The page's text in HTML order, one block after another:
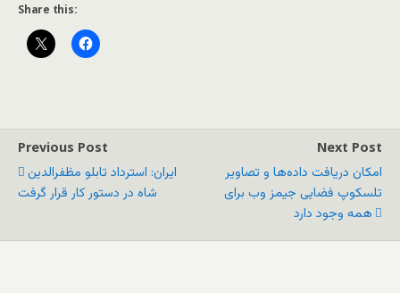
Share this:
Previous Post
ایران: استرداد تابلو مظفرالدین
شاه در دستور کار قرار گرفت
Next Post
امکان دریافت داده‌ها و تصاویر
تلسکوپ فضایی جیمز وب برای
همه وجود دارد